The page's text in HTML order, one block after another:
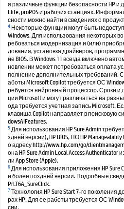
я различные функции безопасности HP и
Elite, proPOS и рабочих станциях.
сности можно найти в сведениях о
4 Некоторые функции могут быть
Windows. Для использования некоторых
ребоваться модернизация и (или)
дования, установка драйверов,
ие BIOS. В Windows 11 всегда включено
новлении может потребоваться оплата
полнение дополнительных требований.
аботы Microsoft Copilot требуется ОС
ребуется нейронный процессор. Сроки и
ции Microsoft и могут различаться на
ода требуется учетная запись Microsoft.
клавиша Copilot направляет в поисковую
dowsAIFeatures.
5Для использования HP Sure Admin
здней версии), HP BIOS, ПО HP
о адресу http://www.hp.com/go/
она HP Sure Admin Local Access Authenticator
ли App Store (Apple).
6Для использования приложения HP Sure
и более поздней версии. Подробные
PrLT6A_SureClick.
7Технология HP Sure Start 7-го поколения
рах HP. Для ее работы требуется ОС
сии.